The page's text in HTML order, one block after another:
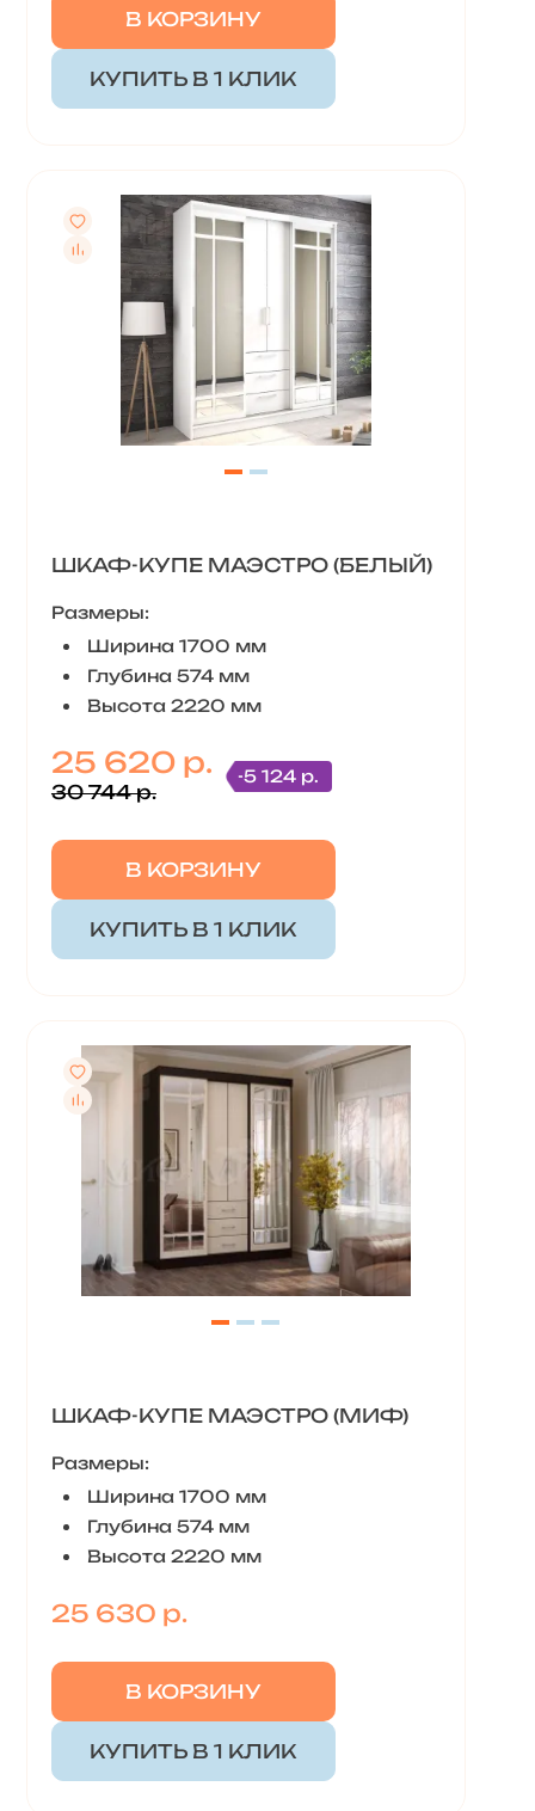
В КОРЗИНУ
КУПИТЬ В 1 КЛИК
ШКАФ-КУПЕ МАЭСТРО (БЕЛЫЙ)
Размеры:
Ширина 1700 мм
Глубина 574 мм
Высота 2220 мм
25 620 р.
30 744 р.
-5 124 р.
В КОРЗИНУ
КУПИТЬ В 1 КЛИК
ШКАФ-КУПЕ МАЭСТРО (МИФ)
Размеры:
Ширина 1700 мм
Глубина 574 мм
Высота 2220 мм
25 630 р.
В КОРЗИНУ
КУПИТЬ В 1 КЛИК